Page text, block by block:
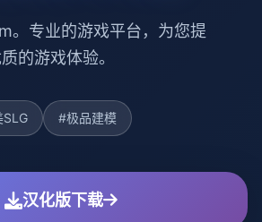
。专业的游戏平台，为您提
的游戏体验。
#极品建模
汉化版下载